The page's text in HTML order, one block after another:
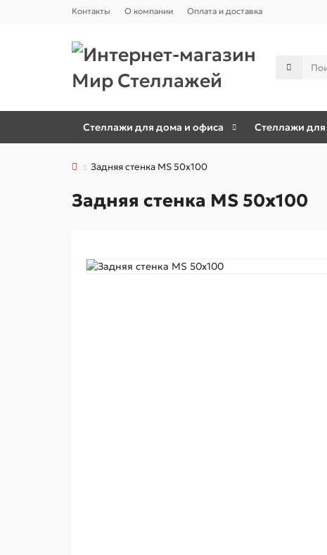
Контакты О компании Оплата и доставка
Стеллажи для дома и офиса Стеллажи
Задняя стенка MS 50x100
Задняя стенка MS 50x100